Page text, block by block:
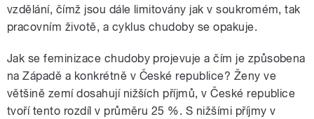
vzdělání, čímž jsou dále limitovány jak v soukromém, tak
pracovním životě, a cyklus chudoby se opakuje.
Jak se feminizace chudoby projevuje a čím je způsobena
na Západě a konkrétně v České republice? Ženy ve
většině zemí dosahují nižších příjmů, v České republice
tvoří tento rozdíl v průměru 25 %. S nižšími příjmy v